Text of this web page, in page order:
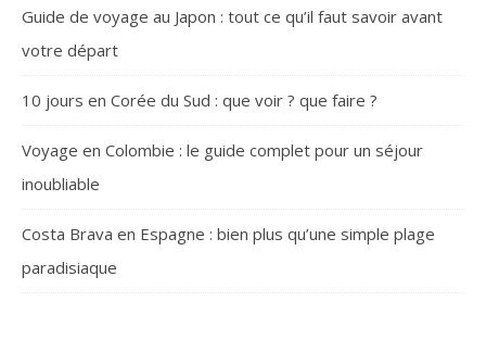
Guide de voyage au Japon : tout ce qu’il faut savoir avant
votre départ
10 jours en Corée du Sud : que voir ? que faire ?
Voyage en Colombie : le guide complet pour un séjour
inoubliable
Costa Brava en Espagne : bien plus qu’une simple plage
paradisiaque